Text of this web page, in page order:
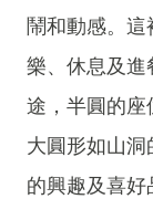
鬧和動感。
樂、休息及進
途，半圓的座
大圓形如山洞
的興趣及喜